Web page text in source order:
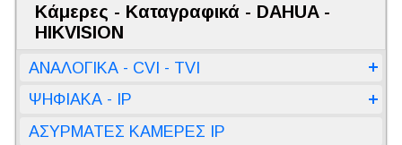
Κάμερες - Καταγραφικά - DAHUA -
HIKVISION
ΑΝΑΛΟΓΙΚΑ - CVI - TVI
ΨΗΦΙΑΚΑ - IP
ΑΣΥΡΜΑΤΕΣ ΚΑΜΕΡΕΣ IP